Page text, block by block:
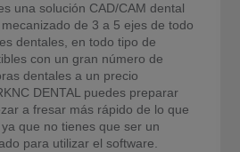
una solución CAD/CAM dental
de 3 a 5 ejes de todo
dentales, en todo tipo de
con un gran número de
dentales a un precio
DENTAL puedes preparar
a fresar más rápido de lo que
que no tienes que ser un
para utilizar el software.